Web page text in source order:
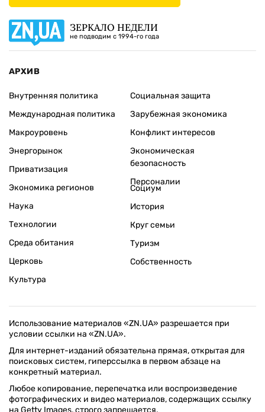
ЗЕРКАЛО НЕДЕЛИ
не подводим с 1994-го года
АРХИВ
Внутренняя политика
Международная политика
Макроуровень
Энергорынок
Приватизация
Экономика регионов
Социальная защита
Зарубежная экономика
Конфликт интересов
Экономическая
безопасность
Персоналии
Наука
Технологии
Среда обитания
Церковь
Культура
Социум
История
Круг семьи
Туризм
Собственность
Использование материалов «ZN.UA» разрешается при
условии ссылки на «ZN.UA».
Для интернет-изданий обязательна прямая, открытая для
поисковых систем, гиперссылка в первом абзаце на
конкретный материал.
Любое копирование, перепечатка или воспроизведение
фотографических и видео материалов, содержащих ссылку